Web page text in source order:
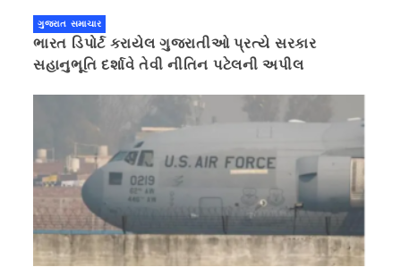
ગુજરાત સમાચાર
ભારત ડિપોર્ટ કરાયેલ ગુજરાતીઓ પ્રત્યે સરકાર
સહાનુભૂતિ દર્શાવે તેવી નીતિન પટેલની અપીલ